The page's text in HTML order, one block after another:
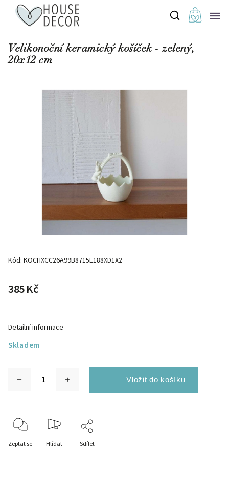
Velikonoční keramický košíček - zelený,
20x12 cm
Kód: KOCHXCC26A99B8715E188XD1X2
385 Kč
Skladem
Detailní informace
Zeptat se Hlídat Sdílet